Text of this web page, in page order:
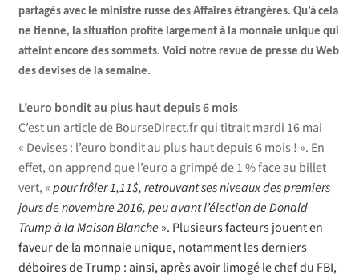
partagés avec le ministre russe des Affaires étrangères. Qu’à cela
ne tienne, la situation profite largement à la monnaie unique qui
atteint encore des sommets. Voici notre revue de presse du Web
des devises de la semaine.
L’euro bondit au plus haut depuis 6 mois
C’est un article deBourseDirect.frqui titrait mardi 16 mai
« Devises : l’euro bondit au plus haut depuis 6 mois ! ». En
effet, on apprend que l’euro a grimpé de 1 % face au billet
vert, «pour frôler 1,11$, retrouvant ses niveaux des premiers
jours de novembre 2016, peu avant l’élection de Donald
Trump à la Maison Blanche ». Plusieurs facteurs jouent en
faveur de la monnaie unique, notamment les derniers
déboires de Trump : ainsi, après avoir limogé le chef du FBI,